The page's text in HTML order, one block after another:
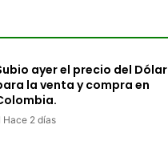
ayer el precio del Dólar
la venta y compra en
Hace 2 días